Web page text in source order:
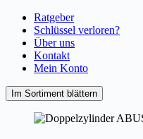
Ratgeber
Schlüssel verloren?
Über uns
Kontakt
Mein Konto
Im Sortiment blättern